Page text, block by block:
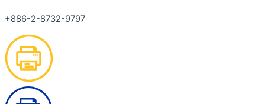
+886-2-8732-9797